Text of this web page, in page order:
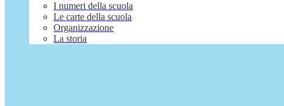
I numeri della scuola
Le carte della scuola
Organizzazione
La storia